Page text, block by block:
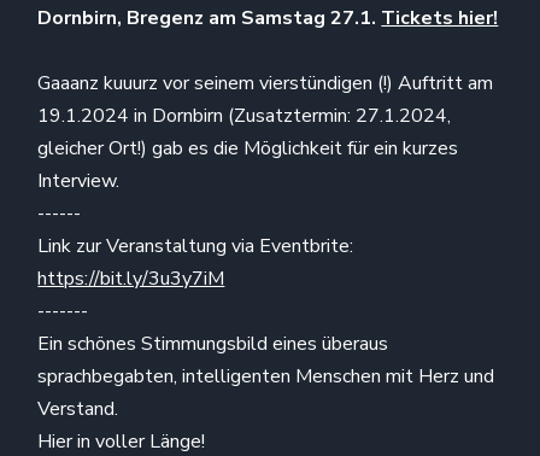
Dornbirn, Bregenz am Samstag 27.1. Tickets hier!
Gaaanz kuuurz vor seinem vierstündigen (!) Auftritt am
19.1.2024 in Dornbirn (Zusatztermin: 27.1.2024,
gleicher Ort!) gab es die Möglichkeit für ein kurzes
Interview.
------
Link zur Veranstaltung via Eventbrite:
https://bit.ly/3u3y7iM
-------
Ein schönes Stimmungsbild eines überaus
sprachbegabten, intelligenten Menschen mit Herz und
Verstand.
Hier in voller Länge!